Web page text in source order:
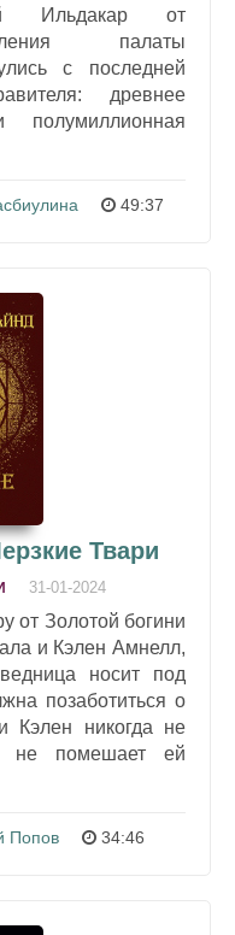
Ильдакар от
палаты
с последней
древнее
полумиллионная
49:37
Твари
31-01-2024
от Золотой богини
и Кэлен Амнелл,
носит под
позаботиться о
Кэлен никогда не
не помешает ей
Попов 34:46